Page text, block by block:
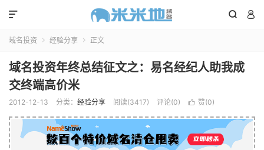
 

域名投资  经验分享  正文
域名投资年终总结征文之：易名经纪人助我成
交终端高价米
2012-12-13 分类： 经验分享 阅读(3417) 评论(0)  赞(0)